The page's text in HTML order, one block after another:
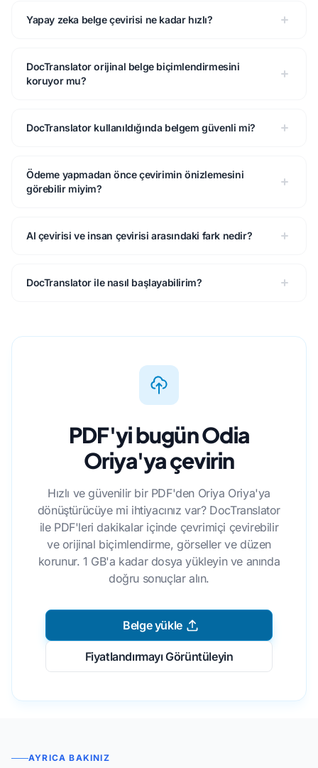
Yapay zeka belge çevirisi ne kadar hızlı?
DocTranslator orijinal belge biçimlendirmesini
koruyor mu?
DocTranslator kullanıldığında belgem güvenli mi?
Ödeme yapmadan önce çevirimin önizlemesini
görebilir miyim?
AI çevirisi ve insan çevirisi arasındaki fark nedir?
DocTranslator ile nasıl başlayabilirim?
PDF'yi bugün Odia
Oriya'ya çevirin
Hızlı ve güvenilir bir PDF'den Oriya Oriya'ya
dönüştürücüye mi ihtiyacınız var? DocTranslator
ile PDF'leri dakikalar içinde çevrimiçi çevirebilir
ve orijinal biçimlendirme, görseller ve düzen
korunur. 1 GB'a kadar dosya yükleyin ve anında
doğru sonuçlar alın.
Belge yükle
Fiyatlandırmayı Görüntüleyin
AYRICA BAKINIZ